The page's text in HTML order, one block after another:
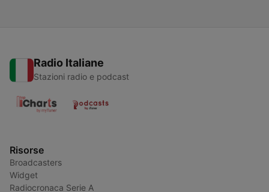
Radio Italiane
Stazioni radio e podcast
Risorse
Broadcasters
Widget
Radiocronaca Serie A